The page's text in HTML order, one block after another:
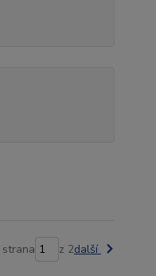
strana z 2další